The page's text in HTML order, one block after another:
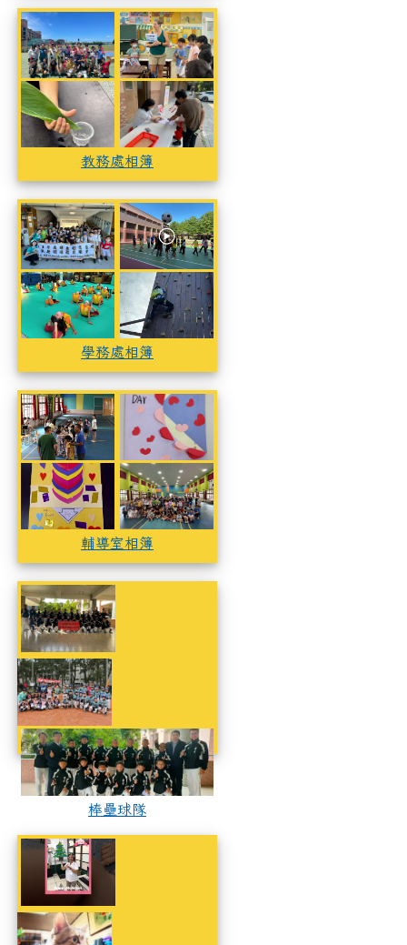
教務處相簿
教務處相簿
教務處相簿
學務處相簿
學務處相簿
學務處相簿
輔導室相簿
輔導室相簿
輔導室相簿
棒壘球隊
棒壘球隊
DOC數位機會中心